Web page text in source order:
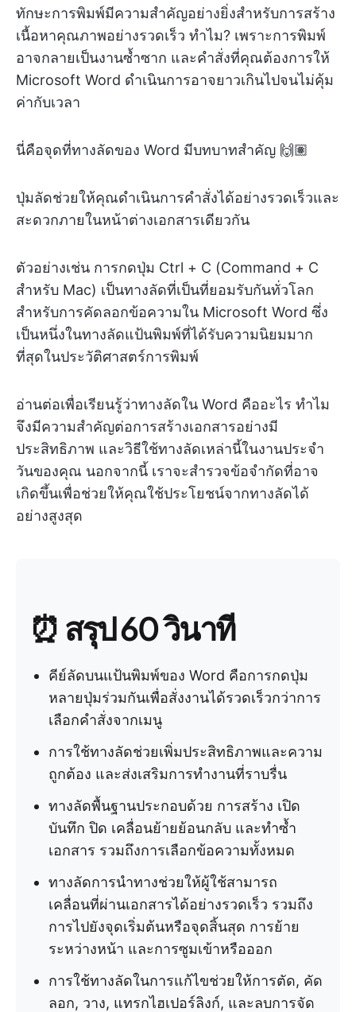
ทักษะการพิมพ์มีความสำคัญอย่างยิ่งสำหรับการสร้าง
เนื้อหาคุณภาพอย่างรวดเร็ว ทำไม? เพราะการพิมพ์
อาจกลายเป็นงานซ้ำซาก และคำสั่งที่คุณต้องการให้
Microsoft Word ดำเนินการอาจยาวเกินไปจนไม่คุ้ม
ค่ากับเวลา
นี่คือจุดที่ทางลัดของ Word มีบทบาทสำคัญ 🙌🏽
ปุ่มลัดช่วยให้คุณดำเนินการคำสั่งได้อย่างรวดเร็วและ
สะดวกภายในหน้าต่างเอกสารเดียวกัน
ตัวอย่างเช่น การกดปุ่ม Ctrl + C (Command + C
สำหรับ Mac) เป็นทางลัดที่เป็นที่ยอมรับกันทั่วโลก
สำหรับการคัดลอกข้อความใน Microsoft Word ซึ่ง
เป็นหนึ่งในทางลัดแป้นพิมพ์ที่ได้รับความนิยมมาก
ที่สุดในประวัติศาสตร์การพิมพ์
อ่านต่อเพื่อเรียนรู้ว่าทางลัดใน Word คืออะไร ทำไม
จึงมีความสำคัญต่อการสร้างเอกสารอย่างมี
ประสิทธิภาพ และวิธีใช้ทางลัดเหล่านี้ในงานประจำ
วันของคุณ นอกจากนี้ เราจะสำรวจข้อจำกัดที่อาจ
เกิดขึ้นเพื่อช่วยให้คุณใช้ประโยชน์จากทางลัดได้
อย่างสูงสุด
⏰ สรุป 60 วินาที
คีย์ลัดบนแป้นพิมพ์ของ Word คือการกดปุ่ม
หลายปุ่มร่วมกันเพื่อสั่งงานได้รวดเร็วกว่าการ
เลือกคำสั่งจากเมนู
การใช้ทางลัดช่วยเพิ่มประสิทธิภาพและความ
ถูกต้อง และส่งเสริมการทำงานที่ราบรื่น
ทางลัดพื้นฐานประกอบด้วย การสร้าง เปิด
บันทึก ปิด เคลื่อนย้ายย้อนกลับ และทำซ้ำ
เอกสาร รวมถึงการเลือกข้อความทั้งหมด
ทางลัดการนำทางช่วยให้ผู้ใช้สามารถ
เคลื่อนที่ผ่านเอกสารได้อย่างรวดเร็ว รวมถึง
การไปยังจุดเริ่มต้นหรือจุดสิ้นสุด การย้าย
ระหว่างหน้า และการซูมเข้าหรือออก
การใช้ทางลัดในการแก้ไขช่วยให้การตัด, คัด
ลอก, วาง, แทรกไฮเปอร์ลิงก์, และลบการจัด